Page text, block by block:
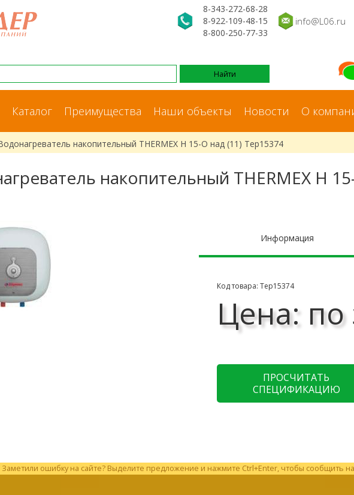
8-343-272-68-28
8-922-109-48-15
8-800-250-77-33
info@L06.ru
Каталог Преимущества Наши объекты Новости О
накопительный THERMEX H 15-O над (11) Тер15374
накопительный THERMEX H
Информация
Код товара: Тер15374
Цена: по
ПРОСЧИТАТЬ
СПЕЦИФИКАЦИЮ
Заметили ошибку на сайте? Выделите предложение и нажмите Ctrl+Enter, чтобы сообщить